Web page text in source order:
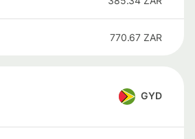
770.67 ZAR
GYD